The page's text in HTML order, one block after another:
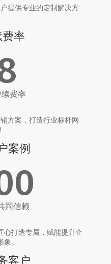
提供专业的定制解决方
率
费率
方案，打造行业标杆网
案例
同信赖
心打造专属，赋能提升企
。
客户